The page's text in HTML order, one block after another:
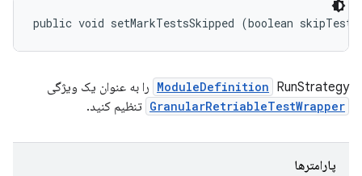
public void setMarkTestsSkipped (boolean
ModuleDefinition RunStrategy را به عنوان یک ویژگی
GranularRetriableTestWrapper تنظیم کنید.
پارامترها